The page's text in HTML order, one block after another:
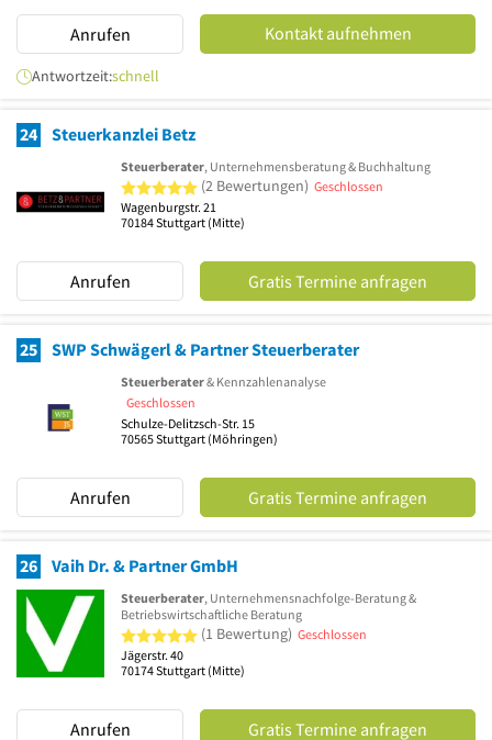
Anrufen Kontakt aufnehmen
Antwortzeit:schnell
24 Steuerkanzlei Betz
Steuerberater, Unternehmensberatung & Buchhaltung
5 von 5 Sternen
(2 Bewertungen) Geschlossen
Wagenburgstr. 21
70184Stuttgart (Mitte)
Anrufen Gratis Termine anfragen
25 SWP Schwägerl & Partner Steuerberater
Steuerberater& Kennzahlenanalyse
Geschlossen
Schulze-Delitzsch-Str. 15
70565Stuttgart (Möhringen)
Anrufen Gratis Termine anfragen
26 Vaih Dr. & Partner GmbH
Steuerberater, Unternehmensnachfolge-Beratung &
Betriebswirtschaftliche Beratung
5 von 5 Sternen
(1 Bewertung) Geschlossen
Jägerstr. 40
70174Stuttgart (Mitte)
Anrufen Gratis Termine anfragen